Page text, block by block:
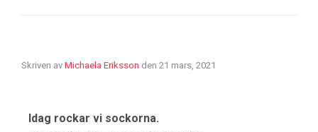
Skriven av Michaela Eriksson den 21 mars, 2021
Idag rockar vi sockorna.